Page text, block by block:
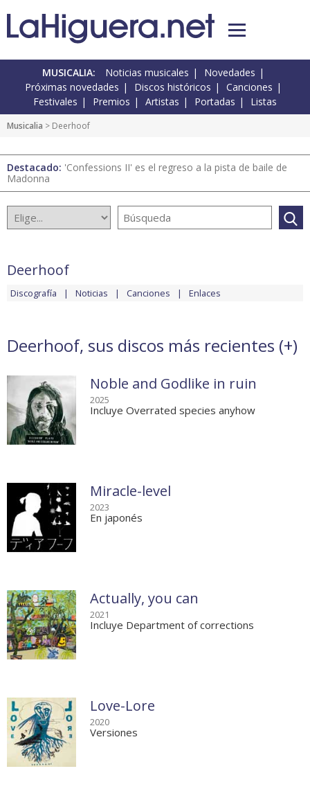
MUSICALIA: Noticias musicales
Novedades
Próximas novedades
Discos históricos
Canciones
Festivales
Premios Artistas Portadas Listas
Musicalia > Deerhoof
Destacado: 'Confessions II' es el regreso a la pista de baile de
Madonna
Deerhoof
Discografía Noticias Canciones Enlaces
Deerhoof, sus discos más recientes (+)
Noble and Godlike in ruin
2025
Incluye Overrated species anyhow
Miracle-level
2023
En japonés
Actually, you can
2021
Incluye Department of corrections
Love-Lore
2020
Versiones